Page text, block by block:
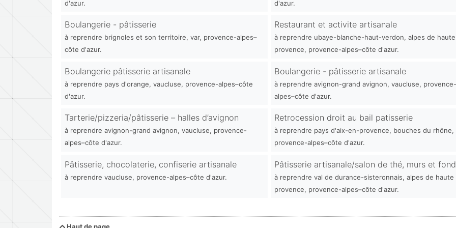
d'azur. d'azur.
Boulangerie - pâtisserie
à reprendre brignoles et son territoire, var, provence-alpes–
côte d'azur.
Restaurant et activite artisanale
à reprendre ubaye-blanche-haut-verdon, alpes de haute
provence, provence-alpes–côte d'azur.
Boulangerie pâtisserie artisanale
à reprendre pays d'orange, vaucluse, provence-alpes–côte
d'azur.
Boulangerie - pâtisserie artisanale
à reprendre avignon-grand avignon, vaucluse,
alpes–côte d'azur.
Tarterie/pizzeria/pâtisserie – halles d’avignon
à reprendre avignon-grand avignon, vaucluse, provence-
alpes–côte d'azur.
Retrocession droit au bail patisserie
à reprendre pays d'aix-en-provence, bouches du rhône,
provence-alpes–côte d'azur.
Pâtisserie, chocolaterie, confiserie artisanale
à reprendre vaucluse, provence-alpes–côte d'azur.
Pâtisserie artisanale/salon de thé, murs et
à reprendre val de durance-sisteronnais, alpes de haute
provence, provence-alpes–côte d'azur.